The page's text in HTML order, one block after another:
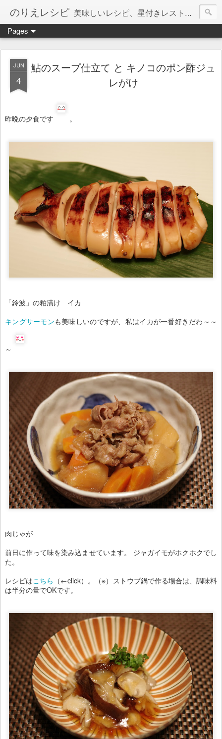
のりえレシピ 美味しいレシピ、星付きレストラン、絶品お取り寄せを紹介しています。
Pages
JUN
4
鮎のスープ仕立て と キノコのポン酢ジュ
レがけ
昨晩の夕食です 。
「鈴波」の粕漬け イカ
キングサーモンも美味しいのですが、私はイカが一番好きだわ～～
～
肉じゃが
前日に作って味を染み込ませています。 ジャガイモがホクホクでし
た。
レシピはこちら （←click）。（※）ストウブ鍋で作る場合は、調味料
は半分の量でOKです。